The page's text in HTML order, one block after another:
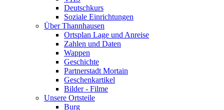
Deutschkurs
Soziale Einrichtungen
Über Thannhausen
Ortsplan Lage und Anreise
Zahlen und Daten
Wappen
Geschichte
Partnerstadt Mortain
Geschenkartikel
Bilder - Filme
Unsere Ortsteile
Burg